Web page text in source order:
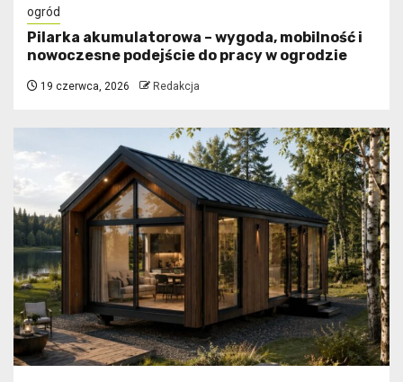
ogród
Pilarka akumulatorowa – wygoda, mobilność i
nowoczesne podejście do pracy w ogrodzie
19 czerwca, 2026 Redakcja